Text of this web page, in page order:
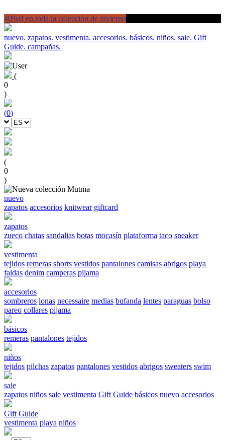
40%ff en toda la colección de invierno
nuevo. zapatos. vestimenta. accesorios. básicos. niños. sale. Gift
Guide. campañas.
(
0
)
(0)
(
0
)
nuevo
zapatos accesorios knitwear giftcard
zapatos
zueco chatas sandalias botas mocasín plataforma taco sneaker
vestimenta
tejidos remeras shorts vestidos pantalones camisas abrigos playa
faldas denim camperas pijama
accesorios
sombreros lonas necessaire medias bufanda lentes paraguas bolso
pareo collares pijama
básicos
remeras pantalones tejidos
niños
tejidos pilchas zapatos pantalones vestidos abrigos sweaters swim
sale
zapatos niños sale vestimenta Gift Guide básicos nuevo accesorios
Gift Guide
vestimenta playa niños